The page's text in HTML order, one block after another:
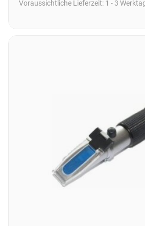
Voraussichtliche Lieferzeit: 1 - 3